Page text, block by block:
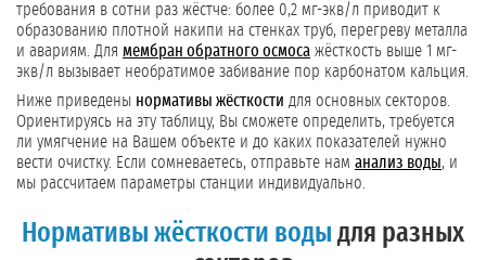
требования в сотни раз жёстче: более 0,2 мг-экв/л приводит к
образованию плотной накипи на стенках труб, перегреву металла
и авариям. Для мембран обратного осмоса жёсткость выше 1 мг-
экв/л вызывает необратимое забивание пор карбонатом кальция.
Ниже приведены нормативы жёсткости для основных секторов.
Ориентируясь на эту таблицу, Вы сможете определить, требуется
ли умягчение на Вашем объекте и до каких показателей нужно
вести очистку. Если сомневаетесь, отправьте нам анализ воды, и
мы рассчитаем параметры станции индивидуально.
Нормативы жёсткости воды для разных